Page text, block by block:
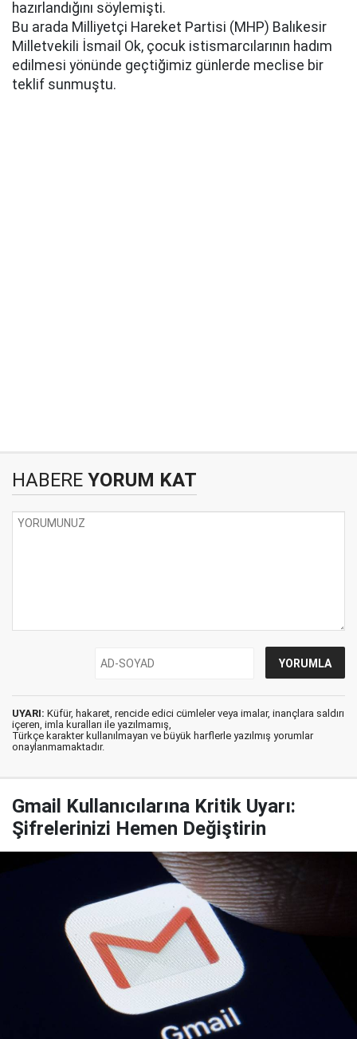
hazırlandığını söylemişti.
Bu arada Milliyetçi Hareket Partisi (MHP) Balıkesir
Milletvekili İsmail Ok, çocuk istismarcılarının hadım
edilmesi yönünde geçtiğimiz günlerde meclise bir
teklif sunmuştu.
HABERE YORUM KAT
UYARI: Küfür, hakaret, rencide edici cümleler veya imalar, inançlara saldırı
içeren, imla kuralları ile yazılmamış,
Türkçe karakter kullanılmayan ve büyük harflerle yazılmış yorumlar
onaylanmamaktadır.
Gmail Kullanıcılarına Kritik Uyarı:
Şifrelerinizi Hemen Değiştirin